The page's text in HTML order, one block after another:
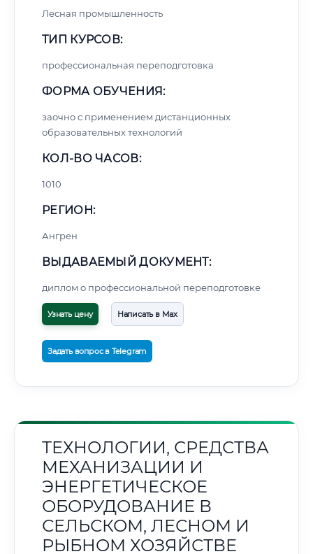
Лесная промышленность
ТИП КУРСОВ:
профессиональная переподготовка
ФОРМА ОБУЧЕНИЯ:
заочно с применением дистанционных
образовательных технологий
КОЛ-ВО ЧАСОВ:
1010
РЕГИОН:
Ангрен
ВЫДАВАЕМЫЙ ДОКУМЕНТ:
диплом о профессиональной переподготовке
Узнать цену Написать в Max
Задать вопрос в Telegram
ТЕХНОЛОГИИ, СРЕДСТВА
МЕХАНИЗАЦИИ И
ЭНЕРГЕТИЧЕСКОЕ
ОБОРУДОВАНИЕ В
СЕЛЬСКОМ, ЛЕСНОМ И
РЫБНОМ ХОЗЯЙСТВЕ